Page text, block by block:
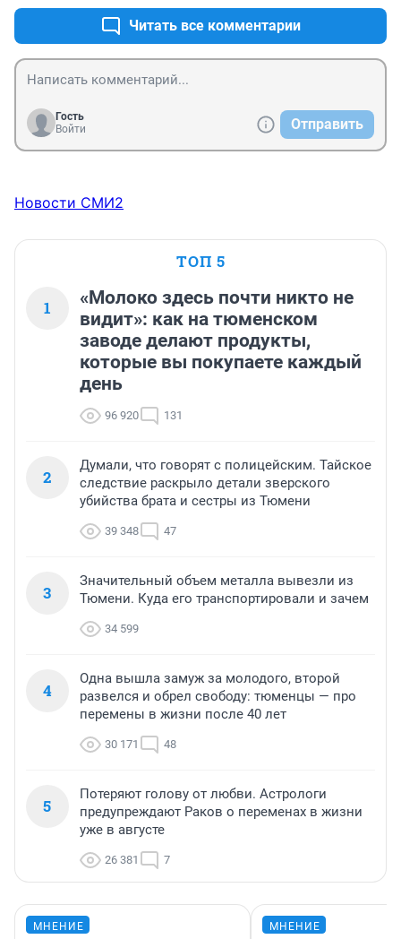
Читать все комментарии
Гость
Войти
Отправить
Новости СМИ2
ТОП 5
1
«Молоко здесь почти никто не
видит»: как на тюменском
заводе делают продукты,
которые вы покупаете каждый
день
96 920 131
2
Думали, что говорят с полицейским. Тайское
следствие раскрыло детали зверского
убийства брата и сестры из Тюмени
39 348 47
3
Значительный объем металла вывезли из
Тюмени. Куда его транспортировали и зачем
34 599
4
Одна вышла замуж за молодого, второй
развелся и обрел свободу: тюменцы — про
перемены в жизни после 40 лет
30 171 48
5
Потеряют голову от любви. Астрологи
предупреждают Раков о переменах в жизни
уже в августе
26 381 7
МНЕНИЕ МНЕНИЕ